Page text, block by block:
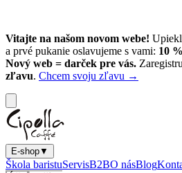
Vitajte na našom novom webe!
a prvé pukanie oslavujeme s vami: 10
Nový web = darček pre vás.
zľavu. Chcem svoju zľavu →
E-shop▼
Škola baristuServisB2BO násBlog